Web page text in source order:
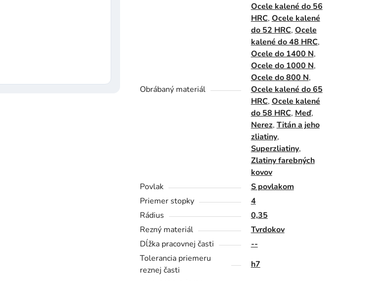
Obrábaný materiál
Ocele kalené do 56
HRC, Ocele kalené
do 52 HRC, Ocele
kalené do 48 HRC,
Ocele do 1400 N,
Ocele do 1000 N,
Ocele do 800 N,
Ocele kalené do 65
HRC, Ocele kalené
do 58 HRC, Meď,
Nerez, Titán a jeho
zliatiny,
Superzliatiny,
Zlatiny farebných
kovov
Povlak
S povlakom
Priemer stopky
4
Rádius
0,35
Rezný materiál
Tvrdokov
Dĺžka pracovnej časti
--
Tolerancia priemeru
reznej časti
h7